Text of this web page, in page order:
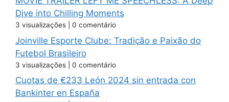
Dive into Chilling Moments
3 visualizações 0 comentário
Joinville Esporte Clube: Tradição e Paixão do
Futebol Brasileiro
3 visualizações 0 comentário
Cuotas de €233 León 2024 sin entrada con
Bankinter en España